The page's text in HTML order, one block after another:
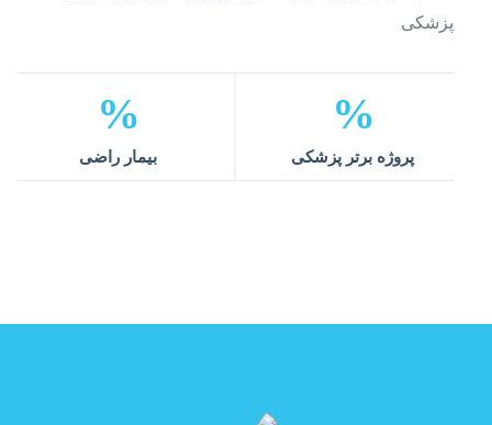
پزشکی
%
پروژه برتر پزشکی
%
بیمارراضی